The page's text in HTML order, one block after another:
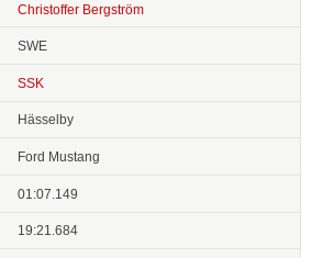
Christoffer Bergström
SWE
SSK
Hässelby
Ford Mustang
01:07.149
19:21.684